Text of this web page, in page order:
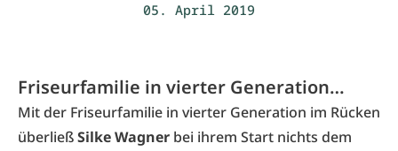
05. April 2019
Friseurfamilie in vierter Generation…
Mit der Friseurfamilie in vierter Generation im Rücken
überließSilke Wagner bei ihrem Start nichts dem